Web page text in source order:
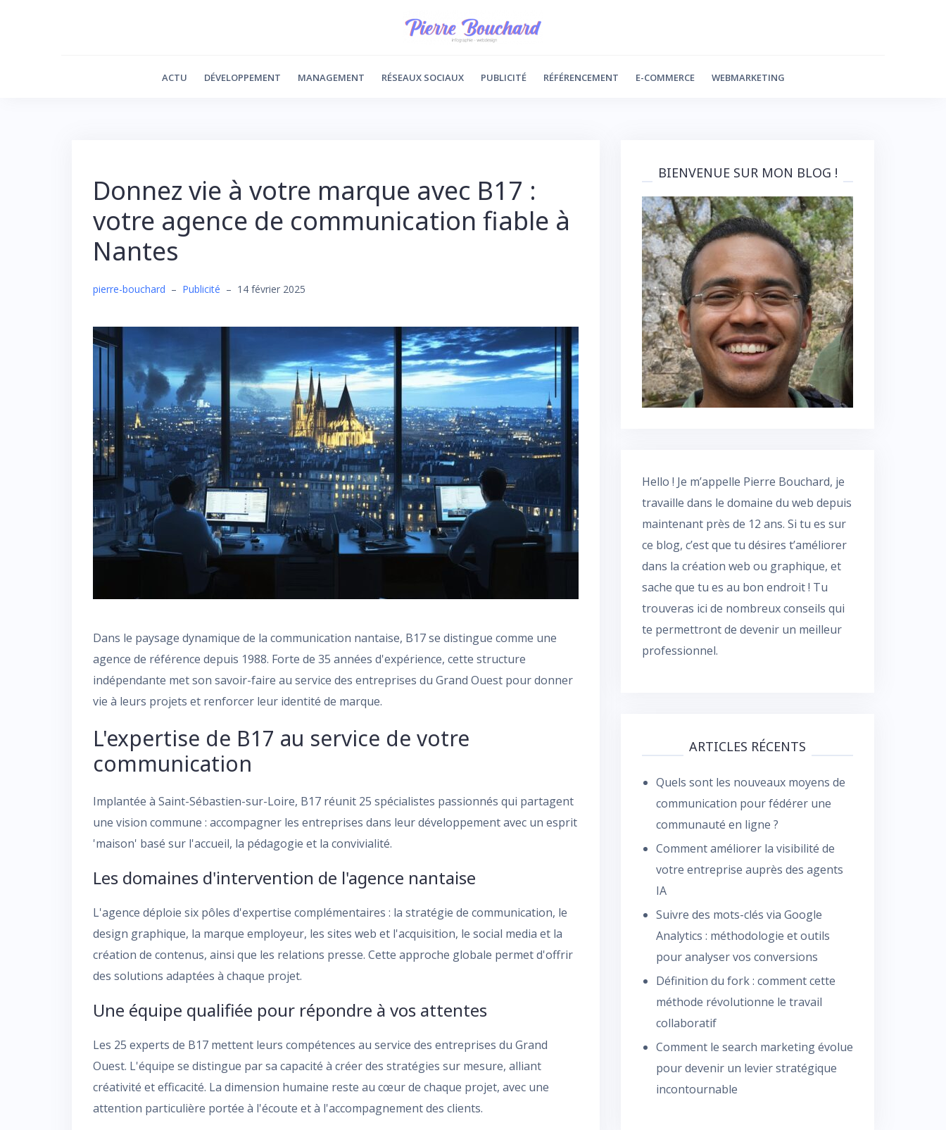
ACTU DÉVELOPPEMENT MANAGEMENT RÉSEAUX SOCIAUX PUBLICITÉ RÉFÉRENCEMENT E-COMMERCE WEBMARKETING
Donnez vie à votre marque avec B17 :
votre agence de communication fiable à
Nantes
pierre-bouchard – Publicité – 14 février 2025
Dans le paysage dynamique de la communication nantaise, B17 se distingue comme une
agence de référence depuis 1988. Forte de 35 années d'expérience, cette structure
indépendante met son savoir-faire au service des entreprises du Grand Ouest pour donner
vie à leurs projets et renforcer leur identité de marque.
L'expertise de B17 au service de votre
communication
Implantée à Saint-Sébastien-sur-Loire, B17 réunit 25 spécialistes passionnés qui partagent
une vision commune : accompagner les entreprises dans leur développement avec un esprit
'maison' basé sur l'accueil, la pédagogie et la convivialité.
Les domaines d'intervention de l'agence nantaise
L'agence déploie six pôles d'expertise complémentaires : la stratégie de communication, le
design graphique, la marque employeur, les sites web et l'acquisition, le social media et la
création de contenus, ainsi que les relations presse. Cette approche globale permet d'offrir
des solutions adaptées à chaque projet.
Une équipe qualifiée pour répondre à vos attentes
Les 25 experts de B17 mettent leurs compétences au service des entreprises du Grand
Ouest. L'équipe se distingue par sa capacité à créer des stratégies sur mesure, alliant
créativité et efficacité. La dimension humaine reste au cœur de chaque projet, avec une
attention particulière portée à l'écoute et à l'accompagnement des clients.
BIENVENUE SUR MON BLOG !
Hello ! Je m’appelle Pierre Bouchard, je
travaille dans le domaine du web depuis
maintenant près de 12 ans. Si tu es sur
ce blog, c’est que tu désires t’améliorer
dans la création web ou graphique, et
sache que tu es au bon endroit ! Tu
trouveras ici de nombreux conseils qui
te permettront de devenir un meilleur
professionnel.
ARTICLES RÉCENTS
Quels sont les nouveaux moyens de
communication pour fédérer une
communauté en ligne ?
Comment améliorer la visibilité de
votre entreprise auprès des agents
IA
Suivre des mots-clés via Google
Analytics : méthodologie et outils
pour analyser vos conversions
Définition du fork : comment cette
méthode révolutionne le travail
collaboratif
Comment le search marketing évolue
pour devenir un levier stratégique
incontournable